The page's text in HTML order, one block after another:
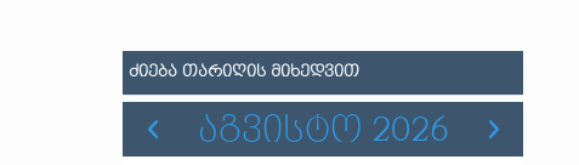
ᲫᲘᲔᲑᲐ ᲗᲐᲠᲘᲦᲘᲡ ᲛᲘᲮᲔᲓᲕᲘᲗ
ᲐᲒᲕᲘᲡᲢᲝ 2026